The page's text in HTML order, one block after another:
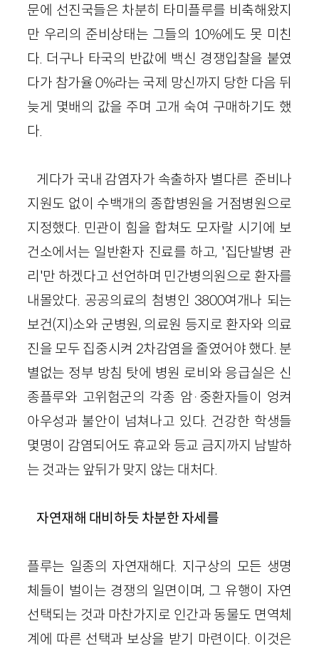
문에 선진국들은 차분히 타미플루를 비축해왔지
만 우리의 준비상태는 그들의 10%에도 못 미친
다. 더구나 타국의 반값에 백신 경쟁입찰을 붙였
다가 참가율 0%라는 국제 망신까지 당한 다음 뒤
늦게 몇배의 값을 주며 고개 숙여 구매하기도 했
다.
게다가 국내 감염자가 속출하자 별다른 준비나
지원도 없이 수백개의 종합병원을 거점병원으로
지정했다. 민관이 힘을 합쳐도 모자랄 시기에 보
건소에서는 일반환자 진료를 하고, '집단발병 관
리'만 하겠다고 선언하며 민간병의원으로 환자를
내몰았다. 공공의료의 첨병인 3800여개나 되는
보건(지)소와 군병원, 의료원 등지로 환자와 의료
진을 모두 집중시켜 2차감염을 줄였어야 했다. 분
별없는 정부 방침 탓에 병원 로비와 응급실은 신
종플루와 고위험군의 각종 암·중환자들이 엉켜
아우성과 불안이 넘쳐나고 있다. 건강한 학생들
몇명이 감염되어도 휴교와 등교 금지까지 남발하
는 것과는 앞뒤가 맞지 않는 대처다.
자연재해 대비하듯 차분한 자세를
플루는 일종의 자연재해다. 지구상의 모든 생명
체들이 벌이는 경쟁의 일면이며, 그 유행이 자연
선택되는 것과 마찬가지로 인간과 동물도 면역체
계에 따른 선택과 보상을 받기 마련이다. 이것은